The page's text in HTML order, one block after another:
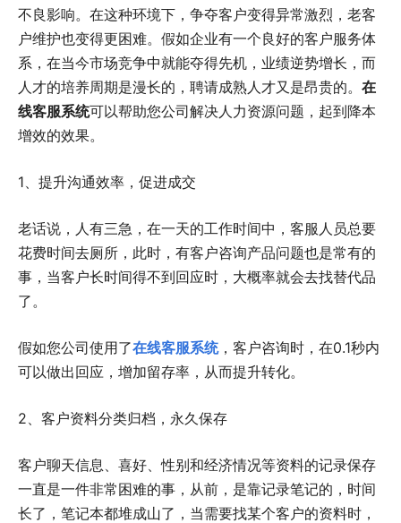
不良影响。在这种环境下，争夺客户变得异常激烈，老客
户维护也变得更困难。假如企业有一个良好的客户服务体
系，在当今市场竞争中就能夺得先机，业绩逆势增长，而
人才的培养周期是漫长的，聘请成熟人才又是昂贵的。 在
线客服系统可以帮助您公司解决人力资源问题，起到降本
增效的效果。
1、提升沟通效率，促进成交
老话说，人有三急，在一天的工作时间中，客服人员总要
花费时间去厕所，此时，有客户咨询产品问题也是常有的
事，当客户长时间得不到回应时，大概率就会去找替代品
了。
假如您公司使用了在线客服系统，客户咨询时，在0.1秒内
可以做出回应，增加留存率，从而提升转化。
2、客户资料分类归档，永久保存
客户聊天信息、喜好、性别和经济情况等资料的记录保存
一直是一件非常困难的事，从前，是靠记录笔记的，时间
长了，笔记本都堆成山了，当需要找某个客户的资料时，